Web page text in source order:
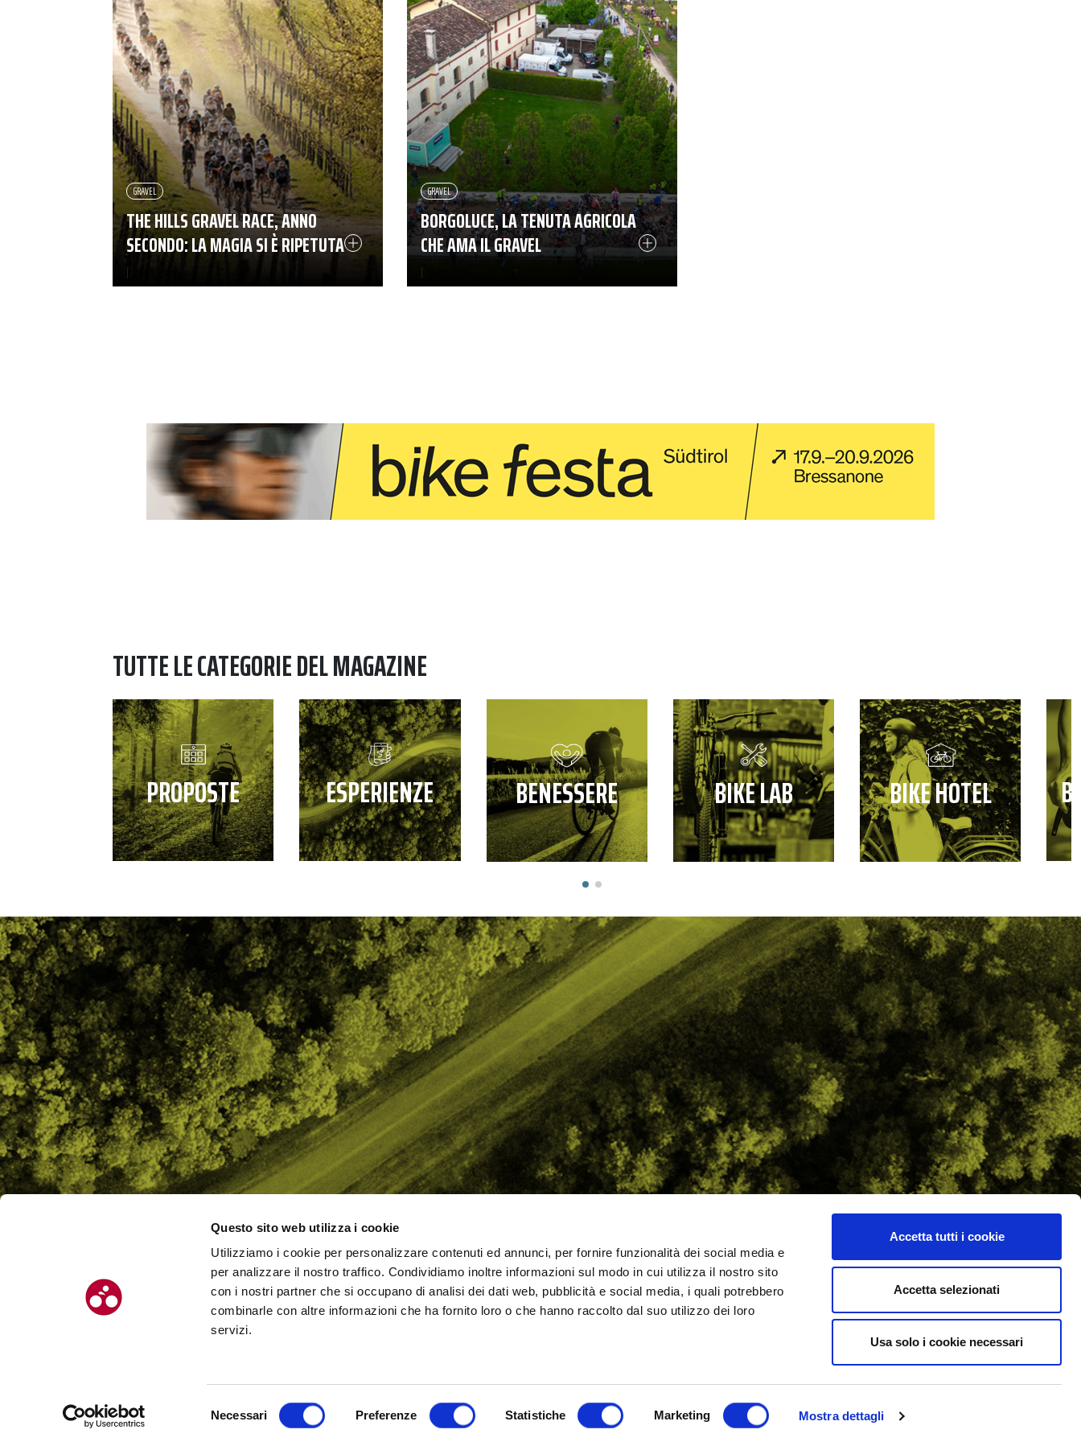
Questo sito web utilizza i cookie
Utilizziamo i cookie per personalizzare contenuti ed annunci, per fornire funzionalità dei social media e
per analizzare il nostro traffico. Condividiamo inoltre informazioni sul modo in cui utilizza il nostro sito
con i nostri partner che si occupano di analisi dei dati web, pubblicità e social media, i quali potrebbero
combinarle con altre informazioni che ha fornito loro o che hanno raccolto dal suo utilizzo dei loro
servizi.
Necessari Preferenze Statistiche Marketing Mostra dettagli
Accetta tutti i cookie
Accetta selezionati
Usa solo i cookie necessari
THE HILLS GRAVEL RACE, ANNO
SECONDO: LA MAGIA SI È RIPETUTA
GRAVEL
BORGOLUCE, LA TENUTA AGRICOLA
CHE AMA IL GRAVEL
GRAVEL
TUTTE LE CATEGORIE DEL MAGAZINE
PROPOSTE ESPERIENZE BENESSERE BIKE LAB BIKE HOTEL
CHI SIAMO
CONTATTI
STRADA
GRAVEL
URBAN
PROPOSTE
ESPERIENZE
BENESSERE
BIKE LAB
BIKE HOTEL
BIKE ECONOMY
Chilometro 162 srl
bici.PRO
© Chilometro 162 srl – P.I. 04522410408 – Via Soardi 5, 47921 – Rimini (RN)
Realizzato da SUNTIMES
Cookie Policy Privacy Policy